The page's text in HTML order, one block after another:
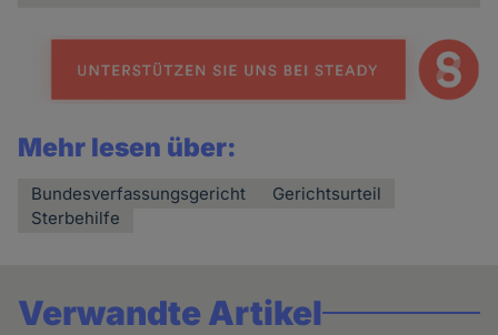
Mehr lesen über:
Bundesverfassungsgericht
Gerichtsurteil
Sterbehilfe
Verwandte Artikel